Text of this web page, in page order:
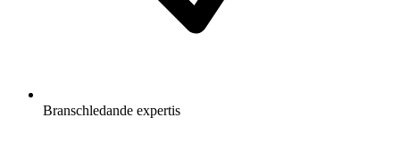
Branschledande expertis